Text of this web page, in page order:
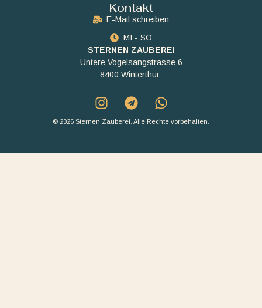
Kontakt
E-Mail schreiben
MI - SO
STERNEN ZAUBEREI
Untere Vogelsangstrasse 6
8400 Winterthur
© 2026 Sternen Zauberei. Alle Rechte vorbehalten.